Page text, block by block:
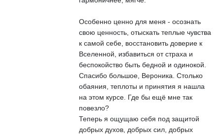
Особенно ценно для меня - осознать
свою ценность, отыскать теплые чувства
к самой себе, восстановить доверие к
Вселенной, избавиться от страха и
беспокойство быть бедной и одинокой.
Спасибо большое, Вероника. Столько
обаяния, теплоты и принятия я нашла
на этом курсе. Где бы ещё мне так
повезло?
Теперь я ощущаю себя под защитой
добрых духов, добрых сил, добрых